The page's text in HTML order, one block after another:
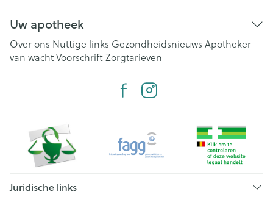
Uw apotheek
Over ons Nuttige links Gezondheidsnieuws Apotheker
van wachtVoorschriftZorgtarieven
Juridische links